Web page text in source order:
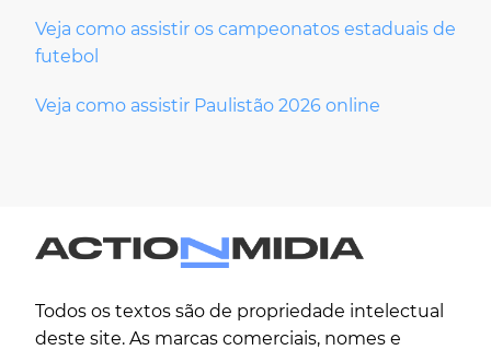
Veja como assistir os campeonatos estaduais de
futebol
Veja como assistir Paulistão 2026 online
Todos os textos são de propriedade intelectual
deste site. As marcas comerciais, nomes e